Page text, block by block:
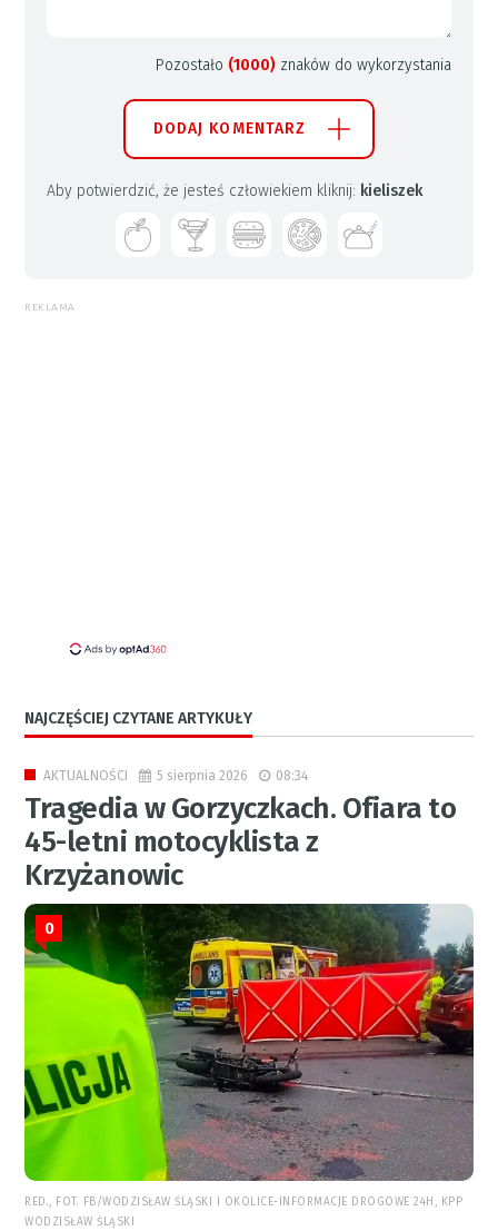
Pozostało (1000) znaków do wykorzystania
DODAJ KOMENTARZ
Aby potwierdzić, że jesteś człowiekiem kliknij: kieliszek
REKLAMA
NAJCZĘŚCIEJ CZYTANE ARTYKUŁY
AKTUALNOŚCI 5 sierpnia 2026 08:34
Tragedia w Gorzyczkach. Ofiara to
45-letni motocyklista z
Krzyżanowic
0
RED., FOT. FB/WODZISŁAW ŚLĄSKI I OKOLICE-INFORMACJE DROGOWE 24H, KPP
WODZISŁAW ŚLĄSKI